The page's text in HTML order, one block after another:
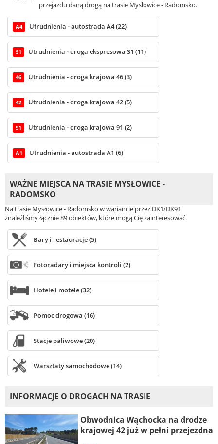
przejazdu daną drogą na trasie Mysłowice - Radomsko.
A4 Utrudnienia - autostrada A4 (22)
S1 Utrudnienia - droga ekspresowa S1 (11)
46 Utrudnienia - droga krajowa 46 (3)
42 Utrudnienia - droga krajowa 42 (5)
91 Utrudnienia - droga krajowa 91 (2)
A1 Utrudnienia - autostrada A1 (6)
WAŻNE MIEJSCA NA TRASIE MYSŁOWICE -
RADOMSKO
Na trasie Mysłowice - Radomsko w wariancie przez DK1/DK91
znaleźliśmy łącznie 89 obiektów, które mogą Cię zainteresować.
Bary i restauracje (5)
Fotoradary i miejsca kontroli (2)
Hotele i motele (32)
Pomoc drogowa (16)
Stacje paliwowe (20)
Warsztaty samochodowe (14)
INFORMACJE O DROGACH NA TRASIE
Obwodnica Wąchocka na drodze
krajowej 42 już w pełni przejezdna